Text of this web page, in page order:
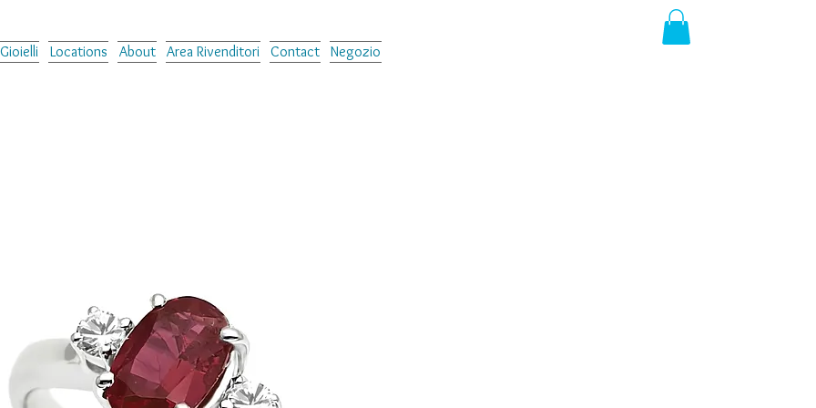
Gioielli Locations About Area Rivenditori Contact Negozio